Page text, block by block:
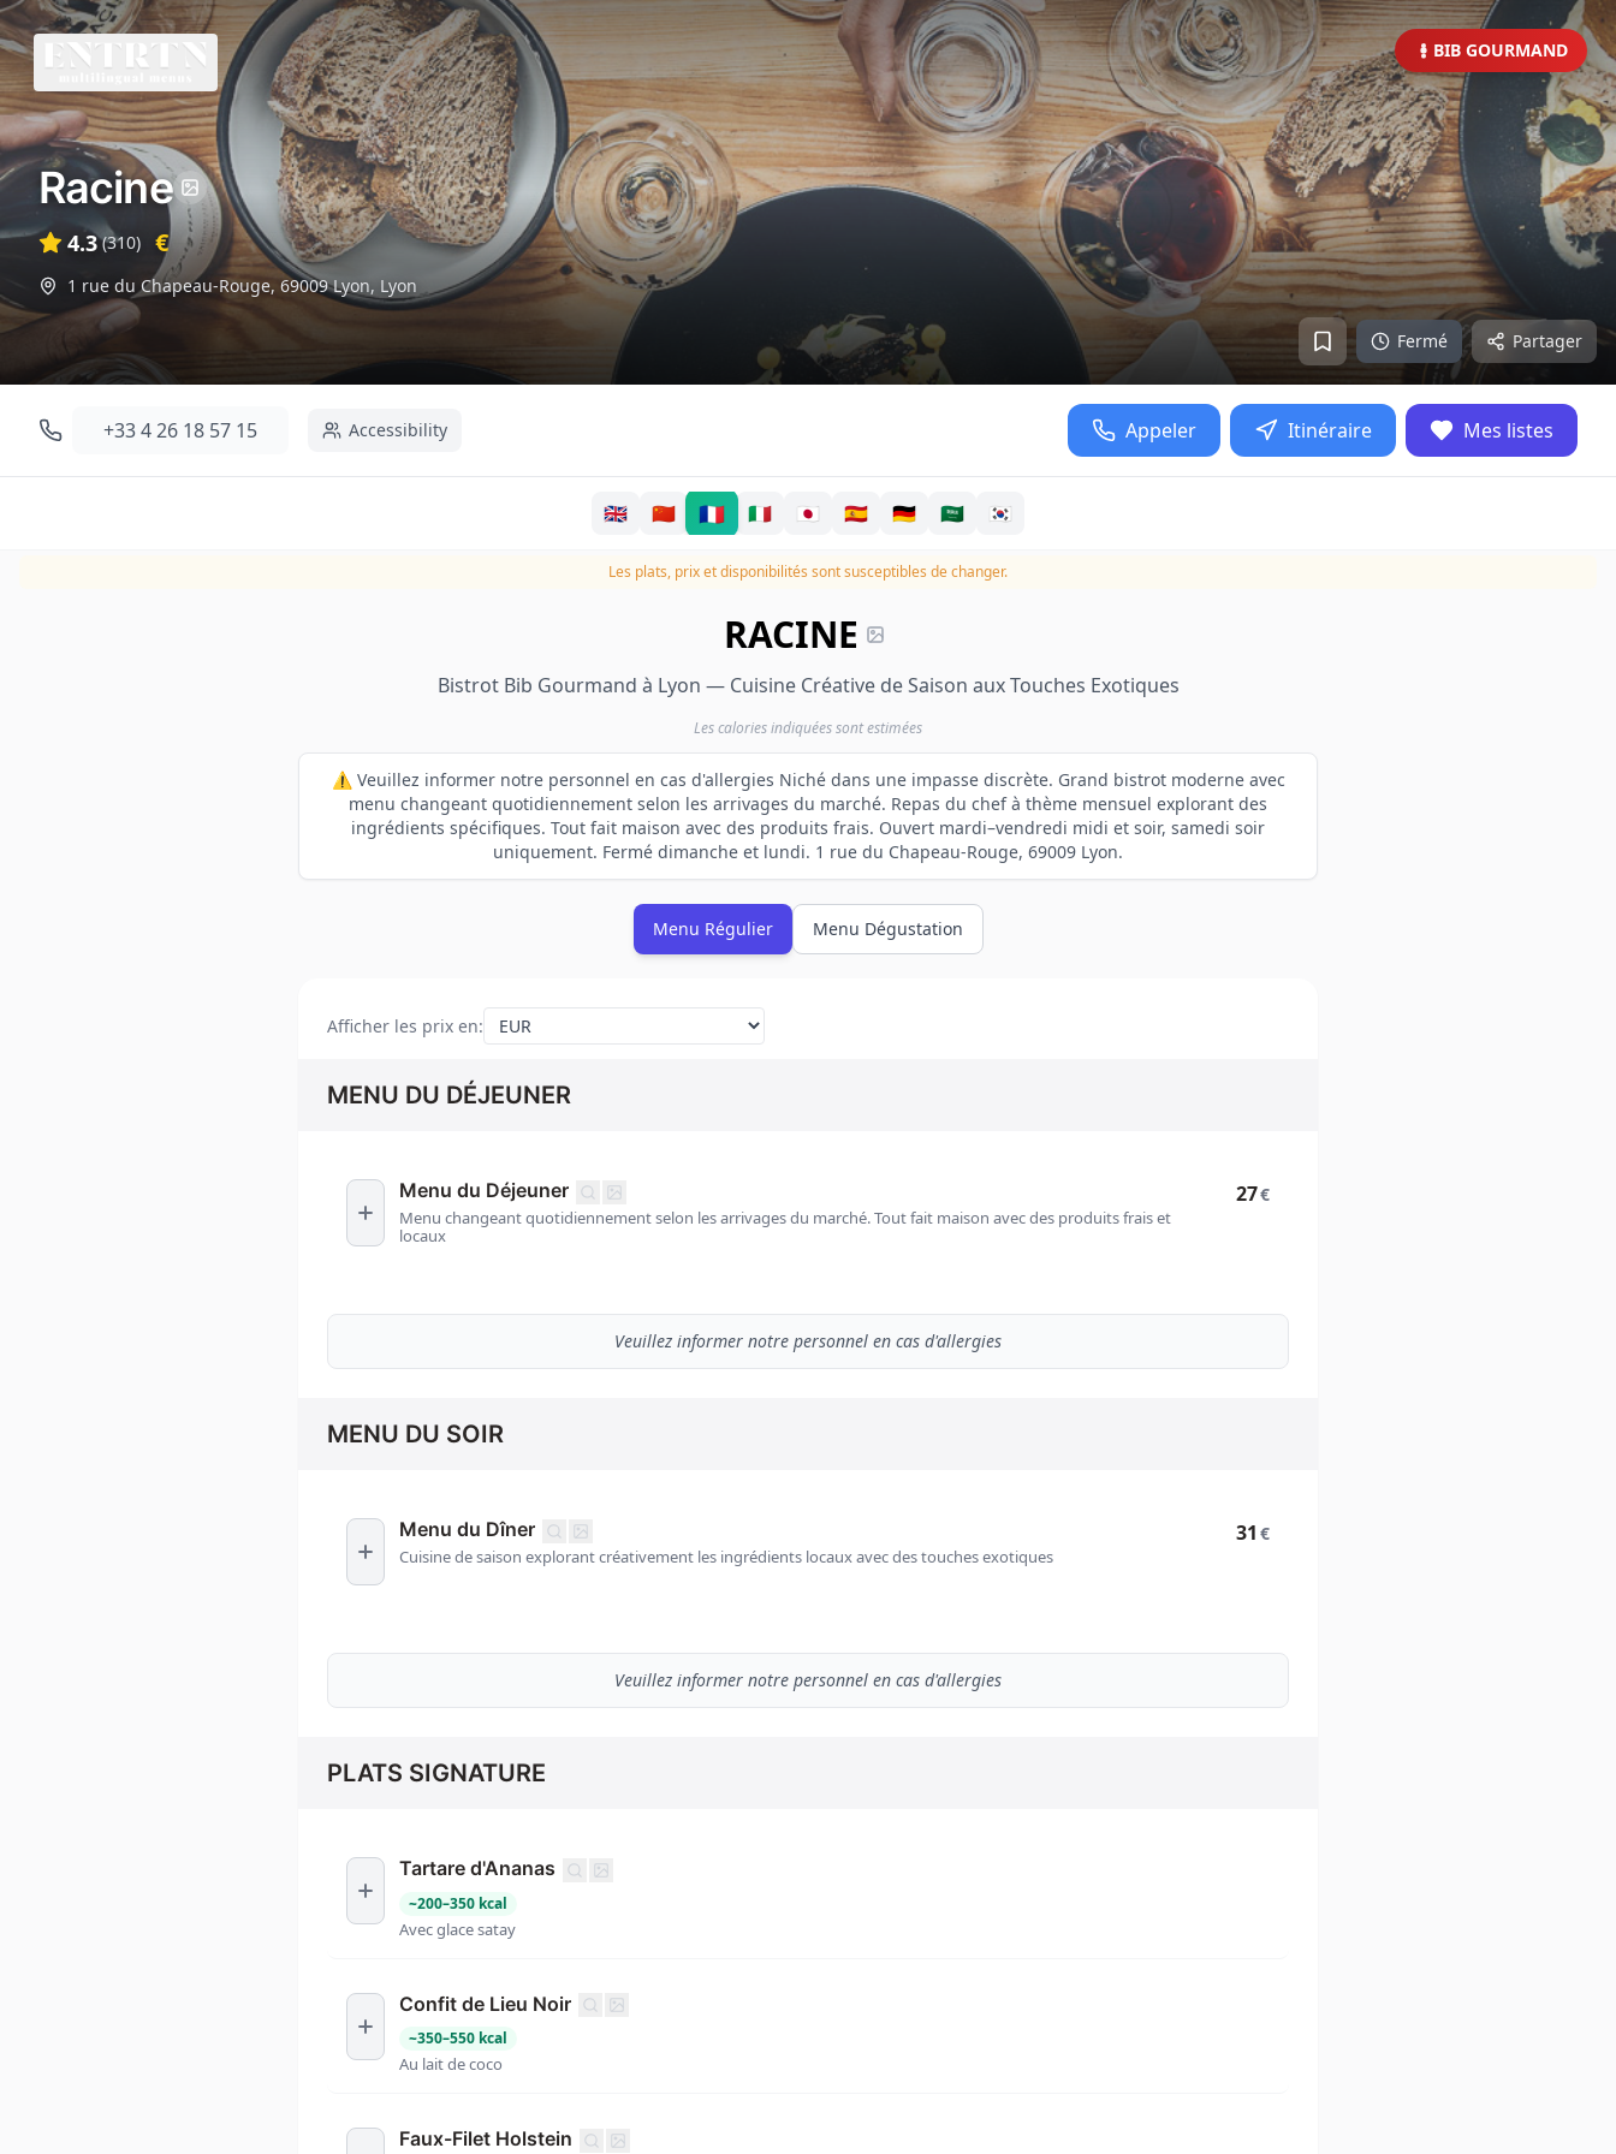
BIB GOURMAND
Fermé Partager
Racine
4.3 (310) €
1 rue du Chapeau-Rouge, 69009 Lyon, Lyon
+33 4 26 18 57 15 Accessibility Appeler Itinéraire Mes listes
🇬🇧 🇨🇳 🇫🇷 🇮🇹 🇯🇵 🇪🇸 🇩🇪 🇸🇦 🇰🇷
Les plats, prix et disponibilités sont susceptibles de changer.
RACINE
Bistrot Bib Gourmand à Lyon — Cuisine Créative de Saison aux Touches Exotiques
Les calories indiquées sont estimées
⚠️ Veuillez informer notre personnel en cas d'allergies Niché dans une impasse discrète. Grand bistrot moderne avec
menu changeant quotidiennement selon les arrivages du marché. Repas du chef à thème mensuel explorant des
ingrédients spécifiques. Tout fait maison avec des produits frais. Ouvert mardi–vendredi midi et soir, samedi soir
uniquement. Fermé dimanche et lundi. 1 rue du Chapeau-Rouge, 69009 Lyon.
Menu Régulier Menu Dégustation
Afficher les prix en:
MENU DU DÉJEUNER
Menu du Déjeuner
Menu changeant quotidiennement selon les arrivages du marché. Tout fait maison avec des produits frais et
locaux
27€
Veuillez informer notre personnel en cas d'allergies
MENU DU SOIR
Menu du Dîner
Cuisine de saison explorant créativement les ingrédients locaux avec des touches exotiques
31 €
Veuillez informer notre personnel en cas d'allergies
PLATS SIGNATURE
Tartare d'Ananas
~200–350 kcal
Avec glace satay
Confit de Lieu Noir
~350–550 kcal
Au lait de coco
Faux-Filet Holstein